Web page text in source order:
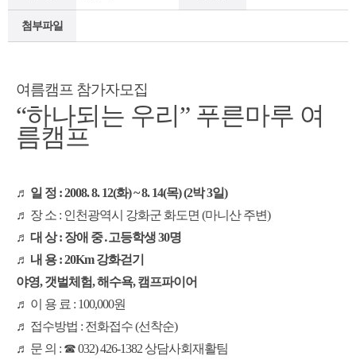
첨부파일
여름캠프 참가자모집
“하나되는 우리” 푸른마루 여
름캠프
♬ 일 정 :2008. 8. 12(화) ~ 8. 14(목) (2박 3일)
♬ 장 소 : 인천광역시 강화군 화도면 (마니산 주변)
♬ 대 상 : 장애 중․고등학생 30명
♬ 내 용 :20Km 강화걷기
야영, 갯벌체험, 해수욕, 캠프파이어
♬ 이 용 료 : 100,000원
♬ 접수방법 : 전화접수 (선착순)
♬ 문 의 : ☎ 032) 426-1382 상담사회재활팀